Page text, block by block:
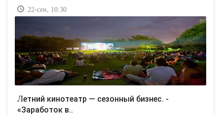
22-сен, 10:30
Летний кинотеатр — сезонный бизнес. -
«Заработок в..